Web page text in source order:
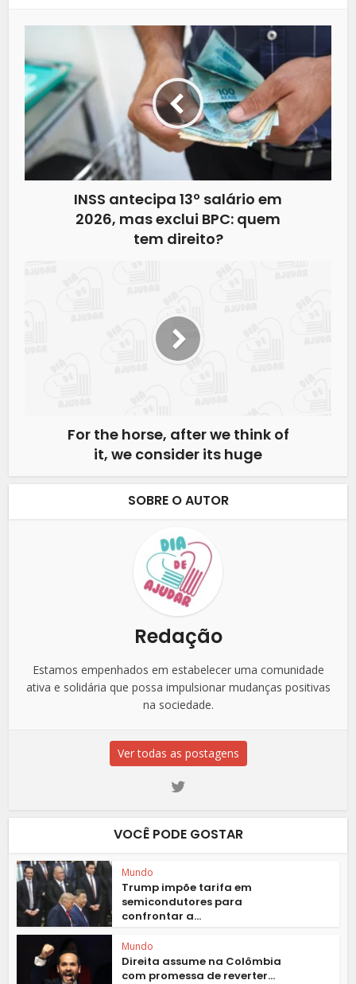
INSS antecipa 13º salário em
2026, mas exclui BPC: quem
tem direito?
For the horse, after we think of
it, we consider its huge
SOBRE O AUTOR
Redação
Estamos empenhados em estabelecer uma comunidade
ativa e solidária que possa impulsionar mudanças positivas
na sociedade.
Ver todas as postagens
VOCÊ PODE GOSTAR
Mundo
Trump impõe tarifa em
semicondutores para
confrontar a...
Mundo
Direita assume na Colômbia
com promessa de reverter...